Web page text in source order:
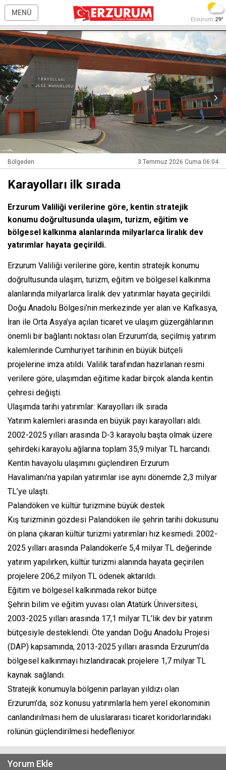
MENÜ
Erzurum 29°
Bölgeden 3 Temmuz 2026 Cuma 06:04
Karayolları ilk sırada
Erzurum Valiliği verilerine göre, kentin stratejik
konumu doğrultusunda ulaşım, turizm, eğitim ve
bölgesel kalkınma alanlarında milyarlarca liralık dev
yatırımlar hayata geçirildi.
Erzurum Valiliği verilerine göre, kentin stratejik konumu
doğrultusunda ulaşım, turizm, eğitim ve bölgesel kalkınma
alanlarında milyarlarca liralık dev yatırımlar hayata geçirildi.
Doğu Anadolu Bölgesi’nin merkezinde yer alan ve Kafkasya,
İran ile Orta Asya’ya açılan ticaret ve ulaşım güzergâhlarının
önemli bir bağlantı noktası olan Erzurum’da, seçilmiş yatırım
kalemlerinde Cumhuriyet tarihinin en büyük bütçeli
projelerine imza atıldı. Valilik tarafından hazırlanan resmi
verilere göre, ulaşımdan eğitime kadar birçok alanda kentin
çehresi değişti.
Ulaşımda tarihi yatırımlar: Karayolları ilk sırada
Yatırım kalemleri arasında en büyük payı karayolları aldı.
2002-2025 yılları arasında D-3 karayolu başta olmak üzere
şehirdeki karayolu ağlarına toplam 35,9 milyar TL harcandı.
Kentin havayolu ulaşımını güçlendiren Erzurum
Havalimanı’na yapılan yatırımlar ise aynı dönemde 2,3 milyar
TL’ye ulaştı.
Palandöken ve kültür turizmine büyük destek
Kış turizminin gözdesi Palandöken ile şehrin tarihi dokusunu
ön plana çıkaran kültür turizmi yatırımları hız kesmedi. 2002-
2025 yılları arasında Palandöken’e 5,4 milyar TL değerinde
yatırım yapılırken, kültür turizmi alanında hayata geçirilen
projelere 206,2 milyon TL ödenek aktarıldı.
Eğitim ve bölgesel kalkınmada rekor bütçe
Şehrin bilim ve eğitim yuvası olan Atatürk Üniversitesi,
2003-2025 yılları arasında 17,1 milyar TL’lik dev bir yatırım
bütçesiyle desteklendi. Öte yandan Doğu Anadolu Projesi
(DAP) kapsamında, 2013-2025 yılları arasında Erzurum’da
bölgesel kalkınmayı hızlandıracak projelere 1,7 milyar TL
kaynak sağlandı.
Stratejik konumuyla bölgenin parlayan yıldızı olan
Erzurum’da, söz konusu yatırımlarla hem yerel ekonominin
canlandırılması hem de uluslararası ticaret koridorlarındaki
rolünün güçlendirilmesi hedefleniyor.
Yorum Ekle